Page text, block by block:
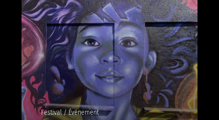
Festival / Événement